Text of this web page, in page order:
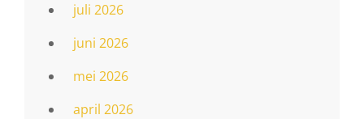
juli 2026
juni 2026
mei 2026
april 2026